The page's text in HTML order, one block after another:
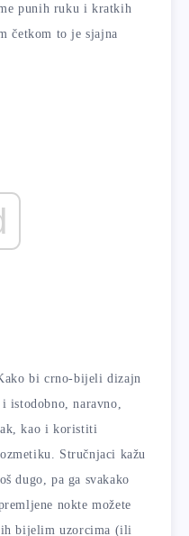
punih ruku i kratkih
četkom to je sjajna
bi crno-bijeli dizajn
istodobno, naravno,
kao i koristiti
Stručnjaci kažu
dugo, pa ga svakako
nokte možete
bijelim uzorcima (ili